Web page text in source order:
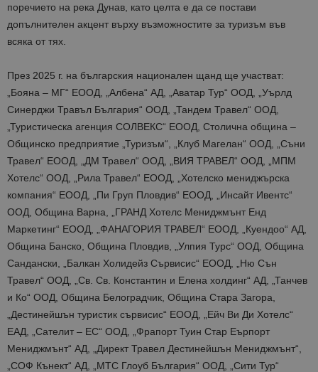
поречието на река Дунав, като целта е да се постави
допълнителен акцент върху възможностите за туризъм във
всяка от тях.
През 2025 г. на българския национален щанд ще участват:
„Бояна – МГ“ ЕООД, „Албена“ АД, „Аватар Тур“ ООД, „Уърлд
Синерджи Травъл България“ ООД, „Тандем Травел“ ООД,
„Туристическа агенция СОЛВЕКС“ ЕООД, Столична община –
Общинско предприятие „Туризъм“, „Клуб Магелан“ ООД, „Съни
Травел“ ЕООД, „ДМ Травел“ ООД, „ВИЯ ТРАВЕЛ“ ООД, „МПМ
Хотелс“ ООД, „Рила Травел“ ЕООД, „Хотелско мениджърска
компания“ ЕООД, „Пи Груп Пловдив“ ЕООД, „Инсайт Ивентс“
ООД, Община Варна, „ГРАНД Хотелс Мениджмънт Енд
Маркетинг“ ЕООД, „ФАНАГОРИЯ ТРАВЕЛ“ ЕООД, „Куендоо“ АД,
Община Банско, Община Пловдив, „Улпия Турс“ ООД, Община
Сандански, „Балкан Холидейз Сървисис“ ЕООД, „Ню Сън
Травел“ ООД, „Св. Св. Константин и Елена холдинг“ АД, „Танчев
и Ко“ ООД, Община Белоградчик, Община Стара Загора,
„Дестинейшън туристик сървисис“ ЕООД, „Ейч Ви Ди Хотелс“
ЕАД, „Сателит – ЕС“ ООД, „Фрапорт Туин Стар Еърпорт
Мениджмънт“ АД, „Директ Травел Дестинейшън Мениджмънт“,
„СОФ Кънект“ АД, „МТС Глоуб България“ ООД, „Сити Тур“